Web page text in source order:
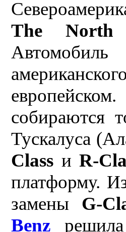
The North
собираются
Тускалуса
Class иR-
платформу.
замены G-
Benz